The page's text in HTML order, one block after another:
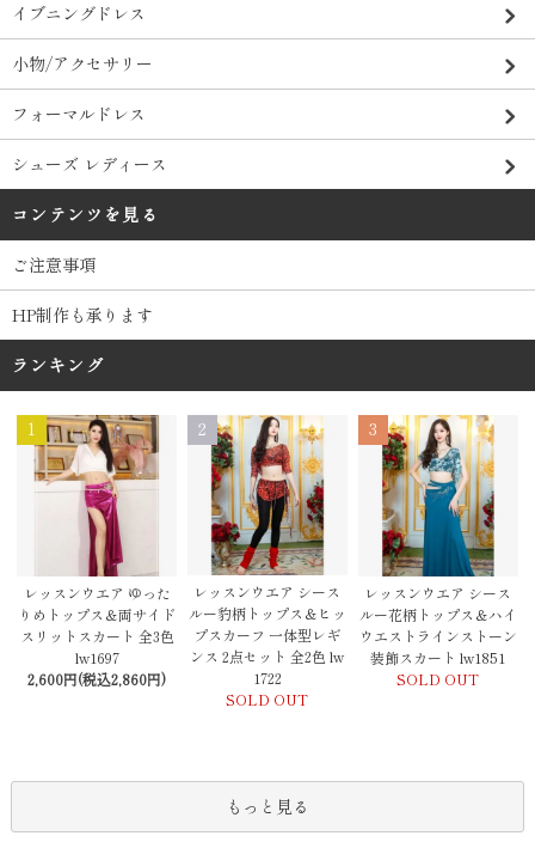
イブニングドレス
小物/アクセサリー
フォーマルドレス
シューズ レディース
コンテンツを見る
ご注意事項
HP制作も承ります
ランキング
1
レッスンウエア ゆった
りめトップス＆両サイド
スリットスカート 全3色
lw1697
2,600円(税込2,860円)
2
レッスンウエア シース
ルー豹柄トップス＆ヒッ
プスカーフ 一体型レギ
ンス 2点セット 全2色 lw
1722
SOLD OUT
3
レッスンウエア シース
ルー花柄トップス＆ハイ
ウエストラインストーン
装飾スカート lw1851
SOLD OUT
もっと見る